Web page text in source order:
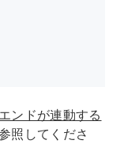
ンドが連動する
照してくださ